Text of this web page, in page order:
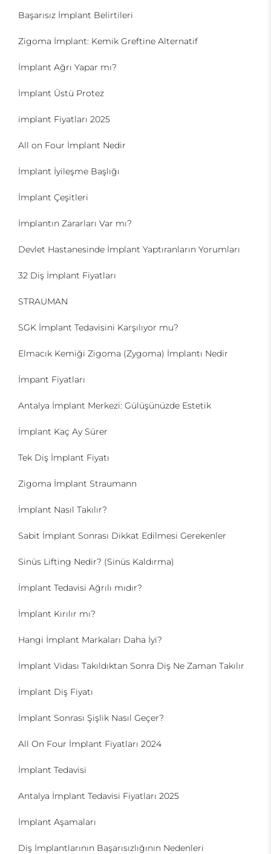
Başarısız İmplant Belirtileri
Zigoma İmplant: Kemik Greftine Alternatif
İmplant Ağrı Yapar mı?
İmplant Üstü Protez
implant Fiyatları 2025
All on Four İmplant Nedir
İmplant İyileşme Başlığı
İmplant Çeşitleri
İmplantın Zararları Var mı?
Devlet Hastanesinde İmplant Yaptıranların Yorumları
32 Diş İmplant Fiyatları
STRAUMAN
SGK İmplant Tedavisini Karşılıyor mu?
Elmacık Kemiği Zigoma (Zygoma) İmplantı Nedir
İmpant Fiyatları
Antalya İmplant Merkezi: Gülüşünüzde Estetik
İmplant Kaç Ay Sürer
Tek Diş İmplant Fiyatı
Zigoma İmplant Straumann
İmplant Nasıl Takılır?
Sabit İmplant Sonrası Dikkat Edilmesi Gerekenler
Sinüs Lifting Nedir? (Sinüs Kaldırma)
İmplant Tedavisi Ağrılı mıdır?
İmplant Kırılır mı?
Hangi İmplant Markaları Daha İyi?
İmplant Vidası Takıldıktan Sonra Diş Ne Zaman Takılır
İmplant Diş Fiyatı
İmplant Sonrası Şişlik Nasıl Geçer?
All On Four İmplant Fiyatları 2024
İmplant Tedavisi
Antalya İmplant Tedavisi Fiyatları 2025
İmplant Aşamaları
Diş İmplantlarının Başarısızlığının Nedenleri